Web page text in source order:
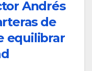
Andrés
de
equilibrar